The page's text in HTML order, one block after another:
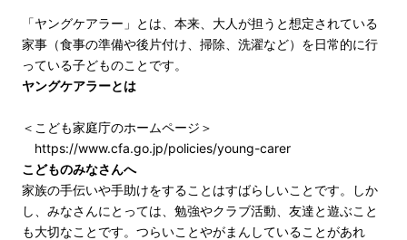
「ヤングケアラー」とは、本来、大人が担うと想定されている
家事（食事の準備や後片付け、掃除、洗濯など）を日常的に行
っている子どものことです。
ヤングケアラーとは
＜こども家庭庁のホームページ＞
https://www.cfa.go.jp/policies/young-carer
こどものみなさんへ
家族の手伝いや手助けをすることはすばらしいことです。しか
し、みなさんにとっては、勉強やクラブ活動、友達と遊ぶこと
も大切なことです。つらいことやがまんしていることがあれ